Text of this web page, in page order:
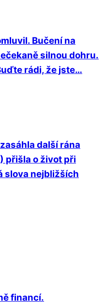
Bučení na
silnou dohru.
rádi, že jste…
další rána
přišla o život při
slova nejbližších
financí.